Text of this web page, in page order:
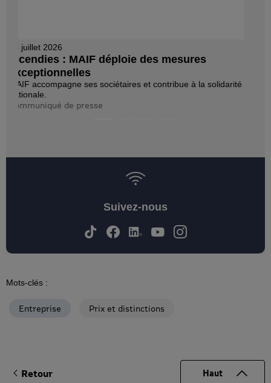
Mots-clés :
Nos engagements
Entreprise